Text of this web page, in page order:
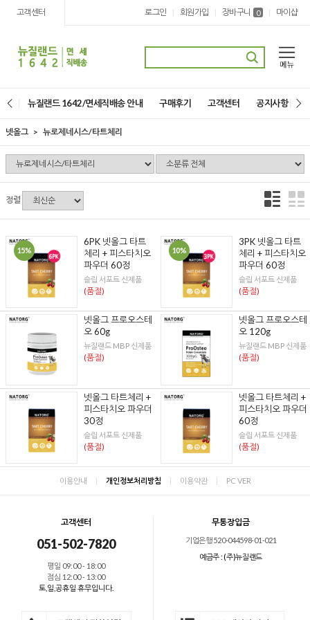
고객센터 로그인 | 회원가입 | 장바구니 0 | 마이샵
뉴질랜드 1642/면세직배송 안내 구매후기 고객센터 공지사항
넷올그 뉴로제네시스/타트체리
정렬
15%
6PK 넷올그 타트
체리 + 피스타치오
파우더 60정
슬립 서포트 신제품
(품절)
10%
3PK 넷올그 타트
체리 + 피스타치오
파우더 60정
슬립 서포트 신제품
(품절)
넷올그 프로오스테
오 60g
뉴질랜드 MBP 신제품
(품절)
넷올그 프로오스테
오 120g
뉴질랜드 MBP 신제품
(품절)
넷올그 타트체리 +
피스타치오 파우더
30정
슬립 서포트 신제품
(품절)
넷올그 타트체리 +
피스타치오 파우더
60정
슬립 서포트 신제품
(품절)
이용안내 | 개인정보처리방침 | 이용약관 | PC VER
고객센터
051-502-7820
평일 09:00 - 18:00
점심 12:00 - 13:00
토,일,공휴일 휴무입니다.
무통장입금
기업은행 520-044598-01-021
예금주 : (주)뉴질랜드